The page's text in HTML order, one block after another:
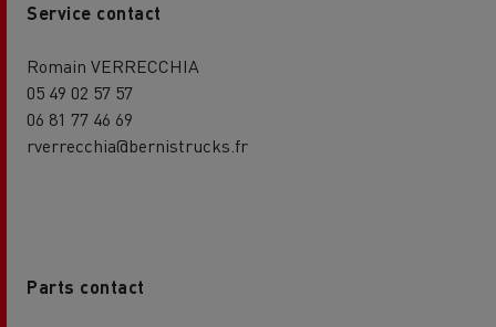
Service contact
Romain VERRECCHIA
05 49 02 57 57
06 81 77 46 69
rverrecchia@bernistrucks.fr
Parts contact